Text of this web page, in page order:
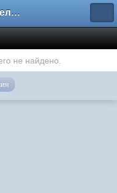
Форум владельцев интернет-магазинов
не найдено.